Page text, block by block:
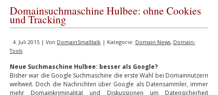
Domainsuchmaschine Hulbee: ohne Cookies
und Tracking
4. Juli 2015 | Von DomainSmalltalk | Kategorie: Domain News, Domain-
Tools
Neue Suchmaschine Hulbee: besser als Google?
Bisher war die Google Suchmaschine die erste Wahl bei Domainnutzern
weltweit. Doch die Nachrichten über Google als Datensammler, immer
mehr Domainkriminalität und Diskussionen um Datensicherheit